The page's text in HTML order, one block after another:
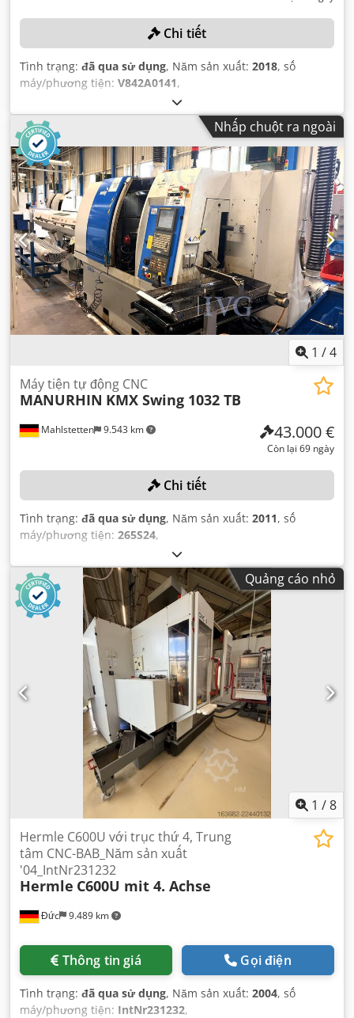
Chi tiết
Tình trạng: đã qua sử dụng, Năm sản xuất: 2018, số
máy/phương tiện: V842A0141,
Nhấp chuột ra ngoài
1 /4
Mahlstetten 9.543 km
Máy tiện tự động CNC
MANURHIN KMX Swing 1032 TB
43.000 €
Còn lại 69 ngày
Chi tiết
Tình trạng: đã qua sử dụng, Năm sản xuất: 2011, số
máy/phương tiện: 265S24,
Quảng cáo nhỏ
1 /8
Đức 9.489 km
Hermle C600U với trục thứ 4, Trung
tâm CNC-BAB_Năm sản xuất
'04_IntNr231232
Hermle C600U mit 4. Achse
Thông tin giá Gọi điện
Tình trạng: đã qua sử dụng, Năm sản xuất: 2004, số
máy/phương tiện: IntNr231232,